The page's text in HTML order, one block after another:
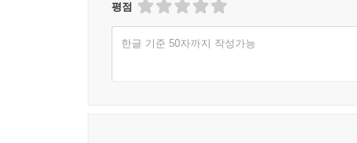
평점
한글 기준 50자까지 작성가능